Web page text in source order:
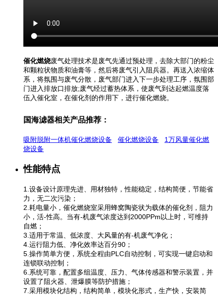
催化燃烧废气处理技术是废气先通过预处理，去除大部门的粉尘
和颗粒状物质和油膏等，然后将废气引入阻兵器。再送入浓缩体
系，将氛围与废气分散，废气部门进入下一步处理工序，氛围部
门进入排放口排放;废气经过蓄热体系，使废气到达起燃温度落
伍入催化室，在催化剂的作用下，进行催化燃烧。
国海滤器相关产品推荐：
吸附脱附一体机催化燃烧设备 催化燃烧设备
1万风量催化燃
烧设备
性能特点
1.设备设计原理先进、用材独特，性能稳定，结构简便，节能省
力，无二次污染；
2.耗电量小，催化燃烧室采用蜂窝陶瓷状为载体的催化剂，阻力
小，活-性高。当有-机废气浓度达到2000PPm以上时，可维持
自燃；
3.适用于常温、低浓度、大风量的有-机废气净化；
4.运行阻力低、净化效率达百分90；
5.操作简单方便，系统全程由PLC自动控制，可实现一键启动和
连锁联动控制；
6.系统可靠，配置多组温度、压力、气体传感器和警示装置，并
设置了阻火器、泄爆膜等防护措施；
7.采用模块化结构，结构简单，模块化形式，生产快，安装简